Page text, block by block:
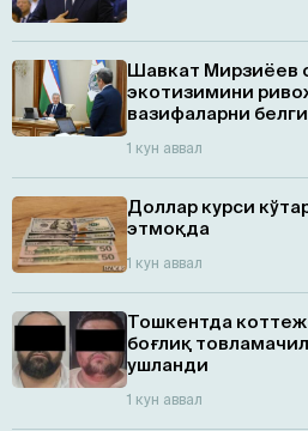
Шавкат Мирзиёев
экотизимини
вазифаларни
1 кун аввал
Доллар курси
этмоқда
1 кун аввал
Тошкентда
боғлиқ
ушланди
1 кун аввал